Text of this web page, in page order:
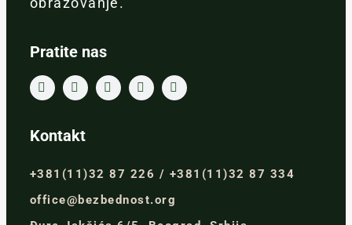
Pratite nas
Kontakt
+381(11)32 87 226 / +381(11)32 87 334
office@bezbednost.org